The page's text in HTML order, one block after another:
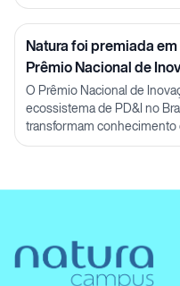
parcerias em P&D.
Natura foi premiada
Prêmio Nacional de
O Prêmio Nacional de
ecossistema de PD&I no
transformam conhecimento